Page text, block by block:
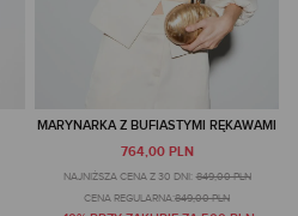
MARYNARKA Z BUFIASTYMI RĘKAWAMI
764,00 PLN
NAJNIŻSZA CENA Z 30 DNI: 849,00 PLN
CENA REGULARNA:849,00 PLN